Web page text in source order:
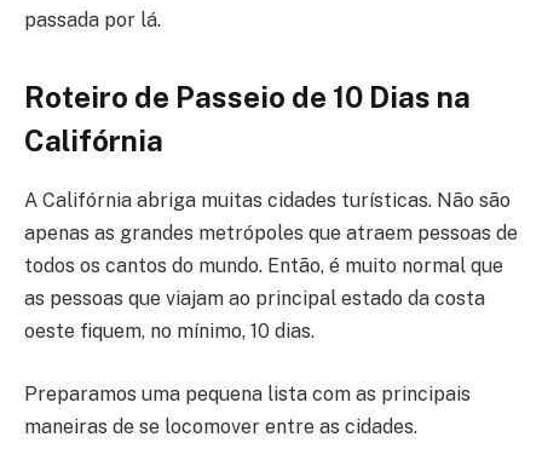
passada por lá.
Roteiro de Passeio de 10 Dias na
Califórnia
A Califórnia abriga muitas cidades turísticas. Não são
apenas as grandes metrópoles que atraem pessoas de
todos os cantos do mundo. Então, é muito normal que
as pessoas que viajam ao principal estado da costa
oeste fiquem, no mínimo, 10 dias.
Preparamos uma pequena lista com as principais
maneiras de se locomover entre as cidades.